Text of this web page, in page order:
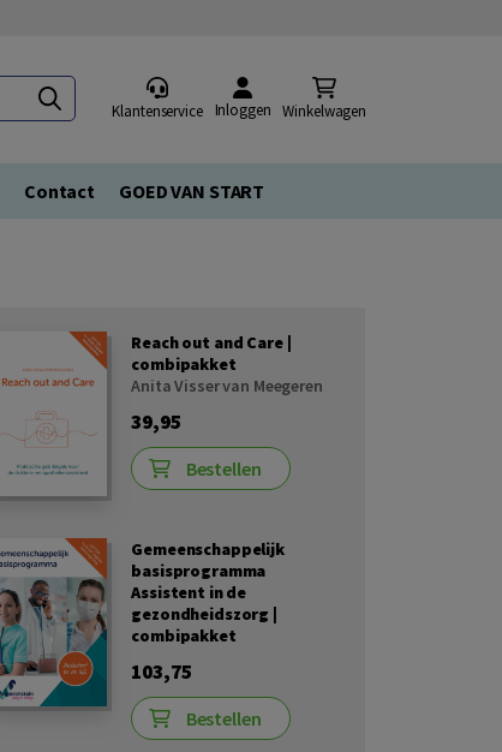
Klantenservice Inloggen Winkelwagen
Contact GOED VAN START
Reach out and Care |
combipakket
Anita Visser van Meegeren
39,95
Bestellen
Gemeenschappelijk
basisprogramma
Assistent in de
gezondheidszorg |
combipakket
103,75
Bestellen